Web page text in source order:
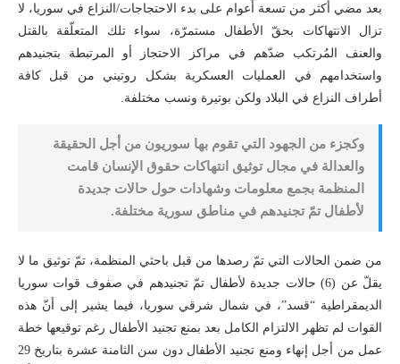
بعد مضي أكثر من تسعة أعوام على بدء الاحتجاجات/النزاع في سوريا، لا
تزال الانتهاكات بحقّ الأطفال مستمرّة، سواء تلك المتعلّقة بالقتل
والعنف المُرتكب ضدّهم في مراكز الاحتجاز أو المرتبطة بتجنيدهم
واستخدامهم في العمليات العسكرية بشكل روتيني من قبل كافة
أطراف النزاع في البلاد ولكن بوتيرة ونسب مختلفة.
وكجزء من الجهود التي تقوم بها سوريون من أجل الحقيقة
والعدالة في مجال توثيق انتهاكات حقوق الإنسان قامت
المنظمة بجمع معلومات وشهادات حول حالات جديدة
لأطفال تمّ تجنيدهم في مناطق سورية مختلفة.
من ضمن الحالات التي تمّ رصدها من قبل باحثي المنظمة، تمّ توثيق ما لا
يقلّ عن (6) حالات جديدة لأطفال تمّ تجنيدهم في صفوف قوات سوريا
الديمقراطية “قسد”، في شمال شرقي سوريا، فيما يشير إلى أنّ هذه
القوات لم تظهر الالتزام الكامل بعد بمنع تجنيد الأطفال رغم توقيعها خطة
عمل من أجل إنهاء ومنع تجنيد الأطفال دون سن الثامنة عشرة بتاريخ 29